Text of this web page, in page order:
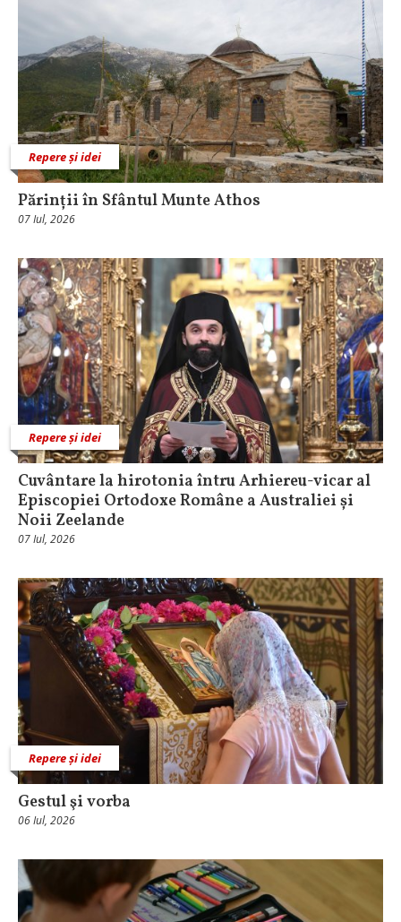
Repere și idei
Părinții în Sfântul Munte Athos
07 Iul, 2026
Repere și idei
Cuvântare la hirotonia întru Arhiereu-vicar al
Episcopiei Ortodoxe Române a Australiei și
Noii Zeelande
07 Iul, 2026
Repere și idei
Gestul şi vorba
06 Iul, 2026